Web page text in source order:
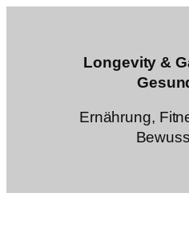
Longevity &
Ernährung,